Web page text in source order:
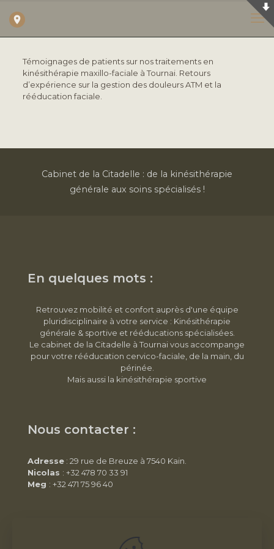
Témoignages de patients sur nos traitements en
kinésithérapie maxillo-faciale à Tournai. Retours
d’expérience sur la gestion des douleurs ATM et la
rééducation faciale.
Cabinet de la Citadelle : de la kinésithérapie
générale aux soins spécialisés !
En quelques mots :
Retrouvez mobilité et confort auprès d'une équipe
pluridisciplinaire à votre service : Kinésithérapie
générale & sportive et rééducations spécialisées.
Le cabinet de la Citadelle à Tournai vous accompange
pour votre rééducation cervico-faciale, de la main, du
périnée.
Mais aussi la kinésithérapie sportive
Nous contacter :
Adresse : 29 rue de Breuze à 7540 Kain.
Nicolas : +32 478 70 33 91
Meg : +32 471 75 96 40
Infos pratiques :